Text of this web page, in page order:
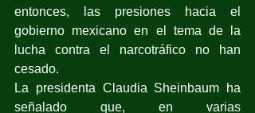
entonces, las presiones hacia el
gobierno mexicano en el tema de la
lucha contra el narcotráfico no han
cesado.
La presidenta Claudia Sheinbaum ha
señalado que, en varias